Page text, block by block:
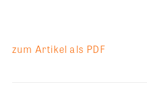
zum Artikel als PDF